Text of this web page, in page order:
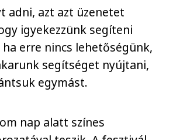
adni, azt azt üzenetet
igyekezzünk segíteni
erre nincs lehetőségünk,
segítséget nyújtani,
egymást.
nap alatt színes